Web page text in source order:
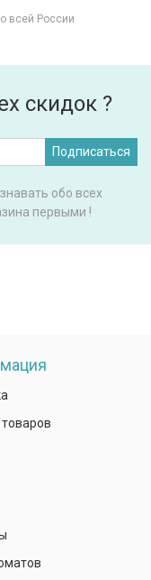
всей России
скидок ?
Подписаться
обо всех
первыми !